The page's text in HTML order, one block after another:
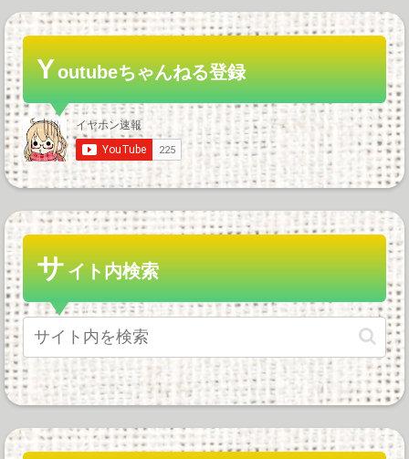
Youtubeちゃんねる登録
サイト内検索